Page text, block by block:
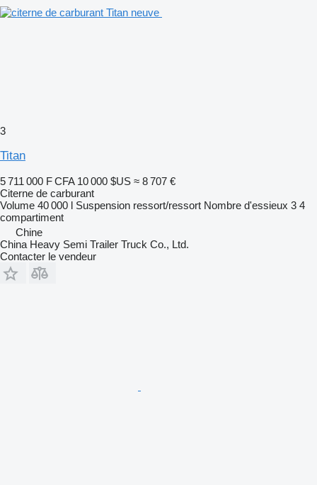
3
Titan
5 711 000 F CFA 10 000 $US ≈ 8 707 €
Citerne de carburant
Volume 40 000 l Suspension ressort/ressort Nombre d'essieux 3 4
compartiment
Chine
China Heavy Semi Trailer Truck Co., Ltd.
Contacter le vendeur